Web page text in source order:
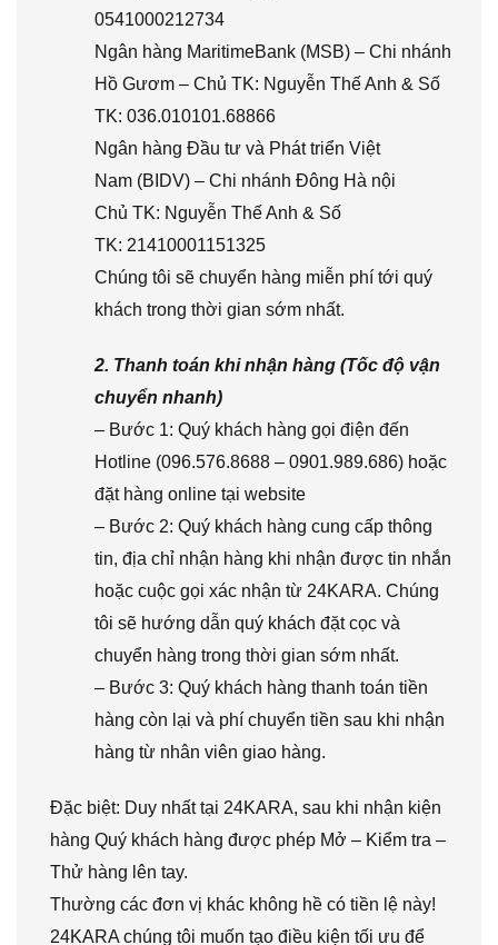
0541000212734
Ngân hàng MaritimeBank (MSB) – Chi nhánh
Hồ Gươm – Chủ TK: Nguyễn Thế Anh & Số
TK: 036.010101.68866
Ngân hàng Đầu tư và Phát triển Việt
Nam (BIDV) – Chi nhánh Đông Hà nội
Chủ TK: Nguyễn Thế Anh & Số
TK: 21410001151325
Chúng tôi sẽ chuyển hàng miễn phí tới quý
khách trong thời gian sớm nhất.
2. Thanh toán khi nhận hàng (Tốc độ vận
chuyển nhanh)
– Bước 1: Quý khách hàng gọi điện đến
Hotline (096.576.8688 – 0901.989.686) hoặc
đặt hàng online tại website
– Bước 2: Quý khách hàng cung cấp thông
tin, địa chỉ nhận hàng khi nhận được tin nhắn
hoặc cuộc gọi xác nhận từ 24KARA. Chúng
tôi sẽ hướng dẫn quý khách đặt cọc và
chuyển hàng trong thời gian sớm nhất.
– Bước 3: Quý khách hàng thanh toán tiền
hàng còn lại và phí chuyển tiền sau khi nhận
hàng từ nhân viên giao hàng.
Đặc biệt: Duy nhất tại 24KARA, sau khi nhận kiện
hàng Quý khách hàng được phép Mở – Kiểm tra –
Thử hàng lên tay.
Thường các đơn vị khác không hề có tiền lệ này!
24KARA chúng tôi muốn tạo điều kiện tối ưu để